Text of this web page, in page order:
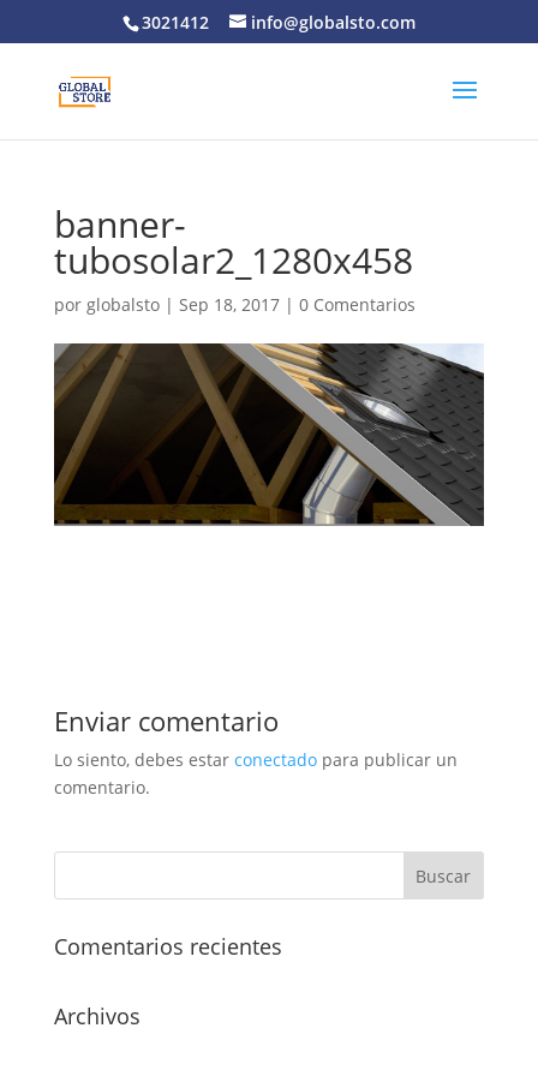
3021412 info@globalsto.com
banner-
tubosolar2_1280x458
por globalsto| Sep 18, 2017| 0 Comentarios
Enviar comentario
Lo siento, debes estar conectadopara publicar un
comentario.
Comentarios recientes
Archivos